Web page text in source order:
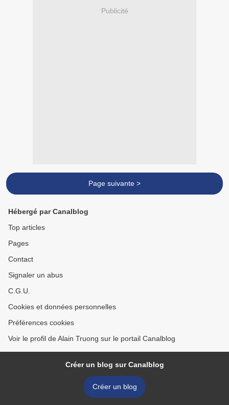
Publicité
Page suivante >
Hébergé par Canalblog
Top articles
Pages
Contact
Signaler un abus
C.G.U.
Cookies et données personnelles
Préférences cookies
Voir le profil de Alain Truong sur le portail Canalblog
Créer un blog sur Canalblog
Créer un blog